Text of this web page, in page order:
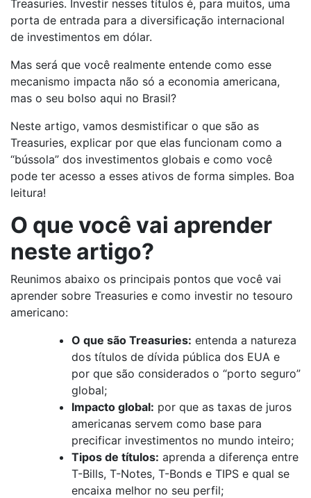
Treasuries. Investir nesses títulos é, para muitos, uma
porta de entrada para a diversificação internacional
de investimentos em dólar.
Mas será que você realmente entende como esse
mecanismo impacta não só a economia americana,
mas o seu bolso aqui no Brasil?
Neste artigo, vamos desmistificar o que são as
Treasuries, explicar por que elas funcionam como a
“bússola” dos investimentos globais e como você
pode ter acesso a esses ativos de forma simples. Boa
leitura!
O que você vai aprender
neste artigo?
Reunimos abaixo os principais pontos que você vai
aprender sobre Treasuries e como investir no tesouro
americano:
O que são Treasuries: entenda a natureza
dos títulos de dívida pública dos EUA e
por que são considerados o “porto seguro”
global;
Impacto global: por que as taxas de juros
americanas servem como base para
precificar investimentos no mundo inteiro;
Tipos de títulos: aprenda a diferença entre
T-Bills, T-Notes, T-Bonds e TIPS e qual se
encaixa melhor no seu perfil;